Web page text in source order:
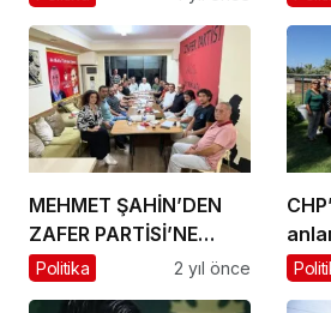
MEHMET ŞAHİN’DEN
ZAFER PARTİSİ’NE
ZİYARET
Politika 2 yıl önce